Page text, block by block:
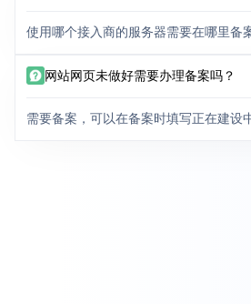
使用哪个接入商的服务器需要在哪里备
网站网页未做好需要办理备案吗？
需要备案，可以在备案时填写正在建设